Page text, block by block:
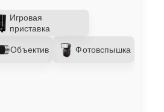
Игровая
приставка
Объектив Фотовспышка